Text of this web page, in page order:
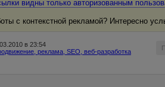
видны только авторизованным
с контекстной рекламой? Интересно
в 23:54
реклама, SEO, веб-разработка